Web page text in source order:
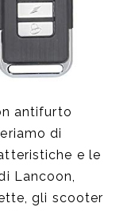
antifurto
di
e le
Lancoon,
gli scooter